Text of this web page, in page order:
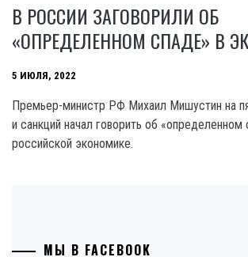
В РОССИИ ЗАГОВОРИЛИ ОБ
«ОПРЕДЕЛЕННОМ СПАДЕ» В
5 ИЮЛЯ, 2022
Премьер-министр РФ Михаил Мишустин на
и санкций начал говорить об «определенном
российской экономике.
МЫ В FACEBOOK